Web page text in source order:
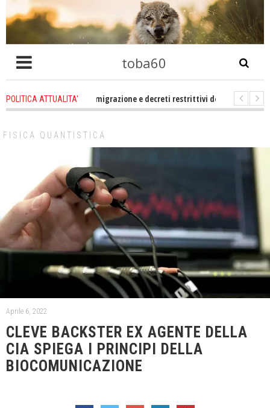
toba60
POLITICA ATTUALITA'
che problema immigrazione e decreti restrittivi della libertà sociale e
FISICA QUANTISTICA
Aprile 6, 2022
CLEVE BACKSTER EX AGENTE DELLA
CIA SPIEGA I PRINCIPI DELLA
BIOCOMUNICAZIONE